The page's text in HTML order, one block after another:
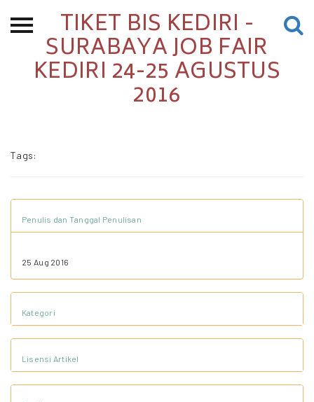
Beranda
Tentang
Etalase
Kredit Web-site
TIKET BIS KEDIRI -
SURABAYA JOB FAIR
KEDIRI 24-25 AGUSTUS
2016
Tags:
Penulis dan Tanggal Penulisan
25 Aug 2016
Kategori
Lisensi Artikel